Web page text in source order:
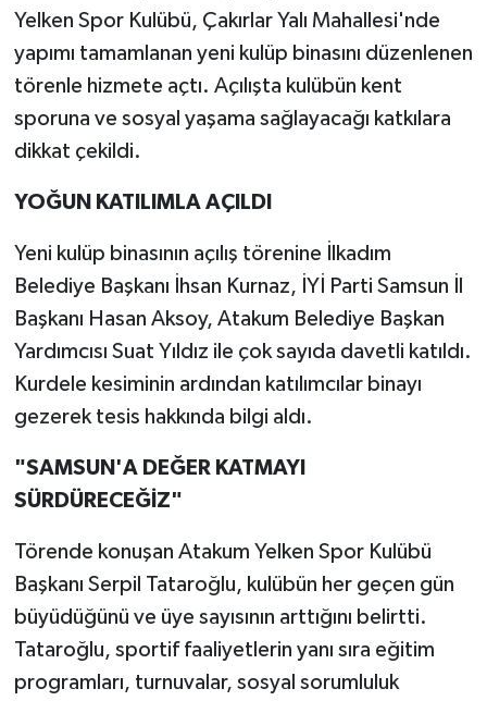
Yelken Spor Kulübü, Çakırlar Yalı Mahallesi'nde
yapımı tamamlanan yeni kulüp binasını düzenlenen
törenle hizmete açtı. Açılışta kulübün kent
sporuna ve sosyal yaşama sağlayacağı katkılara
dikkat çekildi.
YOĞUN KATILIMLA AÇILDI
Yeni kulüp binasının açılış törenine İlkadım
Belediye Başkanı İhsan Kurnaz, İYİ Parti Samsun İl
Başkanı Hasan Aksoy, Atakum Belediye Başkan
Yardımcısı Suat Yıldız ile çok sayıda davetli katıldı.
Kurdele kesiminin ardından katılımcılar binayı
gezerek tesis hakkında bilgi aldı.
"SAMSUN'A DEĞER KATMAYI
SÜRDÜRECEĞİZ"
Törende konuşan Atakum Yelken Spor Kulübü
Başkanı Serpil Tataroğlu, kulübün her geçen gün
büyüdüğünü ve üye sayısının arttığını belirtti.
Tataroğlu, sportif faaliyetlerin yanı sıra eğitim
programları, turnuvalar, sosyal sorumluluk